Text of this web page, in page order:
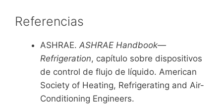
Referencias
ASHRAE. ASHRAE Handbook—
Refrigeration, capítulo sobre dispositivos
de control de flujo de líquido. American
Society of Heating, Refrigerating and Air-
Conditioning Engineers.